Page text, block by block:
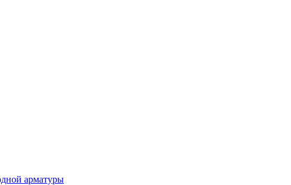
арматуры